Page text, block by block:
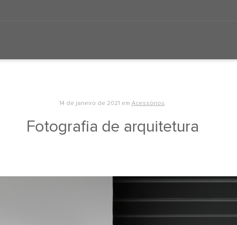
14 de janeiro de 2021 em Acessórios.
Fotografia de arquitetura